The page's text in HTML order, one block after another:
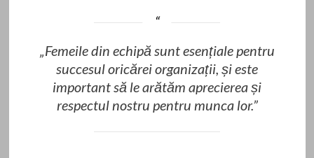
„Femeile din echipă sunt esențiale pentru
succesul oricărei organizații, și este
important să le arătăm aprecierea și
respectul nostru pentru munca lor.”